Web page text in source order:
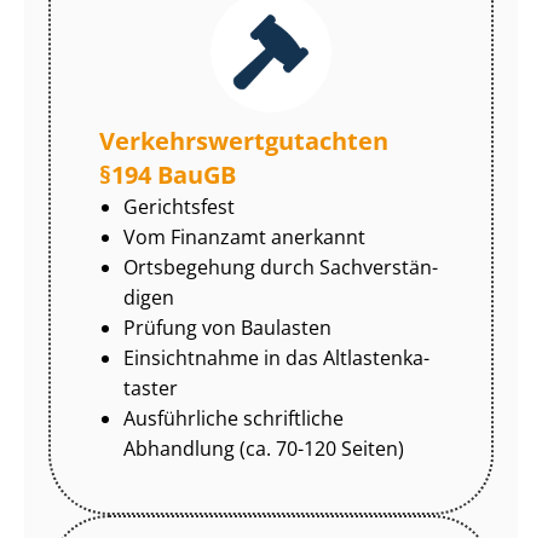
Ver­kehrs­wert­gut­ach­ten
§194 BauGB
Gerichtsfest
Vom Finanzamt anerkannt
Ortsbegehung durch Sach­ver­stän­
di­gen
Prüfung von Baulasten
Einsichtnahme in das Alt­las­ten­ka­
tas­ter
Ausführliche schriftliche
Abhandlung (ca. 70-120 Seiten)